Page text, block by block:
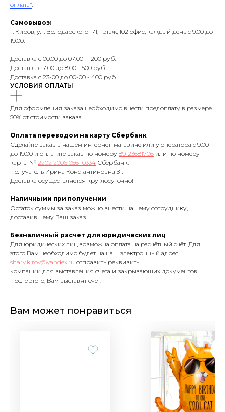
оплата".
Самовывоз:
г. Киров, ул. Володарского 171, 1 этаж, 102 офис, каждый день с 9:00 до
19:00.
Доставка с 00:00 до 07:00 - 1200 руб.
Доставка с 7:00 до 8:00 - 500 руб.
Доставка с 23-00 до 00-00 - 400 руб.
УСЛОВИЯ ОПЛАТЫ
Для оформления заказа необходимо внести предоплату в размере
50% от стоимости заказа.
Оплата переводом на карту Сбербанк
Сделайте заказ в нашем интернет-магазине или у оператора с 9:00
до 19:00 и оплатите заказ по номеру 89123681706 или по номеру
карты № 2202 2006 0561 0334 Сбербанк.
Получатель Ирина Константиновна З .
Доставка осуществляется круглосуточно!
Наличными при получении
Остаток суммы за заказ можно внести нашему сотруднику,
доставившему Ваш заказ.
Безналичный расчет для юридических лиц
Для юридических лиц возможна оплата на расчётный счёт. Для
этого Вам необходимо будет на наш электронный адрес
shary.kirov@yandex.ru отправить реквизиты
компании для выставления счета и закрывающих документов.
После этого, Вам выставят счет.
Вам может понравиться